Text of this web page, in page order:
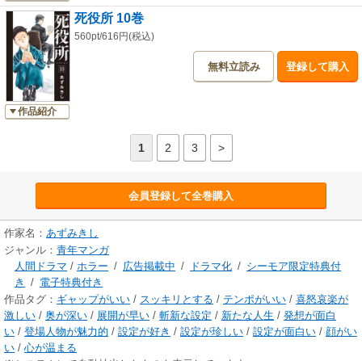
作品紹介
死役所 10巻
560pt/616円(税込)
無料立読み 登録して購入
1 2 3 >
会員登録して全巻購入
作家名： あずみきし
ジャンル： 青年マンガ
人間ドラマ / ホラー / 広告掲載中 / ドラマ化 / シーモア限定特典付
き
/ 電子特典付き
作品タグ： ギャップがいい / スッキリとする / テンポがいい / 喜怒哀楽が
激しい / 奥が深い / 展開が早い / 斬新な設定 / 新たな人生 / 発想が面白
い / 登場人物が魅力的 / 設定が好き / 設定が珍しい / 設定が面白い / 顔がい
い / 心が温まる